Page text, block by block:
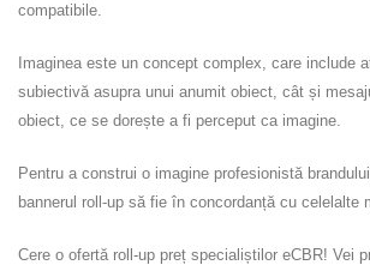
compatibile.
Imaginea este un concept complex, care include
subiectivă asupra unui anumit obiect, cât și
obiect, ce se dorește a fi perceput ca imagine.
Pentru a construi o imagine profesionistă
bannerul roll-up să fie în concordanță cu celelalte
Cere o ofertă roll-up preț specialiștilor eCBR! Vei